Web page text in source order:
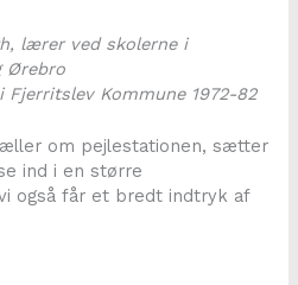
lærer ved skolerne i
Ørebro
Kommune 1972-82
om pejlestationen, sætter
ind i en større
også får et bredt indtryk af